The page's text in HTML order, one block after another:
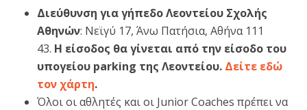
Διεύθυνση για γήπεδο Λεοντείου Σχολής
Αθηνών: Νεϊγύ 17, Άνω Πατήσια, Αθήνα 111
43. Η είσοδος θα γίνεται από την είσοδο του
υπογείου parking της Λεοντείου. Δείτε εδώ
τον χάρτη.
Όλοι οι αθλητές και οι Junior Coaches πρέπει να